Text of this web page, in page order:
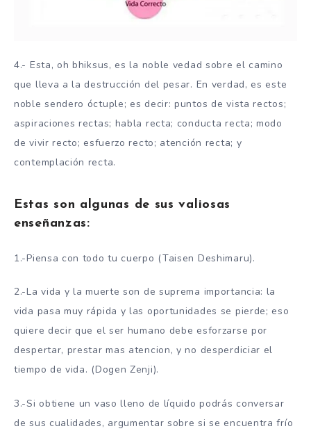
4.- Esta, oh bhiksus, es la noble vedad sobre el camino
que lleva a la destrucción del pesar. En verdad, es este
noble sendero óctuple; es decir: puntos de vista rectos;
aspiraciones rectas; habla recta; conducta recta; modo
de vivir recto; esfuerzo recto; atención recta; y
contemplación recta.
Estas son algunas de sus valiosas
enseñanzas:
1.-Piensa con todo tu cuerpo (Taisen Deshimaru).
2.-La vida y la muerte son de suprema importancia: la
vida pasa muy rápida y las oportunidades se pierde; eso
quiere decir que el ser humano debe esforzarse por
despertar, prestar mas atencion, y no desperdiciar el
tiempo de vida. (Dogen Zenji).
3.-Si obtiene un vaso lleno de líquido podrás conversar
de sus cualidades, argumentar sobre si se encuentra frío